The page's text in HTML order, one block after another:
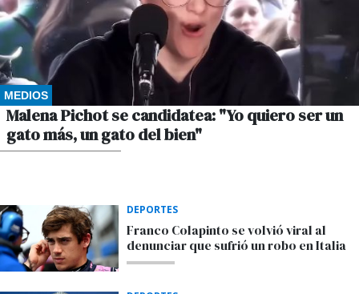
MEDIOS
Malena Pichot se candidatea: "Yo quiero ser un
gato más, un gato del bien"
DEPORTES
Franco Colapinto se volvió viral al
denunciar que sufrió un robo en Italia